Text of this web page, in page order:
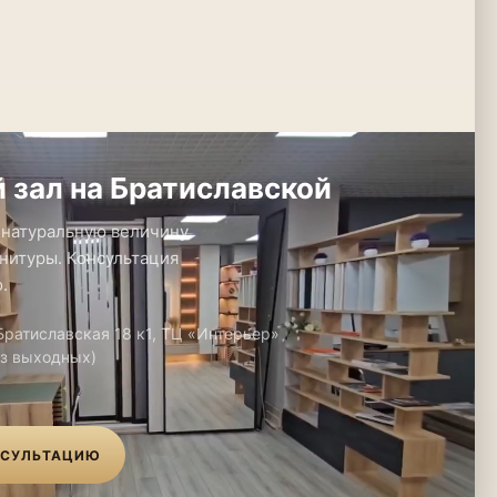
на Братиславской
величину.
Консультация
18 к1, ТЦ «Интерьер»
выходных)